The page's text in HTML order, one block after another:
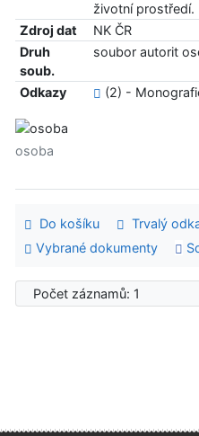
životní prostředí.
Zdroj dat
NK ČR
Druh
soub.
soubor autorit
Odkazy (2) -
osoba
Do košíku Trvalý
Vybrané dokumenty
Počet záznamů: 1